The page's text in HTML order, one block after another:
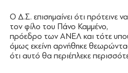
Ο Δ.Σ. επισημαίνει ότι πρότεινε
τον φίλο του Πάνο Καμμένο,
πρόεδρο των ΑΝΕΛ και τότε
όμως εκείνη αρνήθηκε
ότι αυτό θα περιέπλεκε